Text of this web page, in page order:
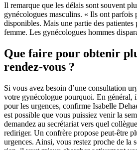
Il remarque que les délais sont souvent
gynécologues masculins. « Ils ont parfois
disponibles. Mais une partie des
femme. Les gynécologues hommes
Que faire pour obtenir
rendez-vous ?
Si vous avez besoin d’une consultation
votre gynécologue pourquoi. En général,
pour les urgences, confirme Isabelle
est possible que vous puissiez venir la
demandez au secrétariat vers quel
rediriger. Un confrère propose peut-être
urgences. Ainsi, vous restez proche de la